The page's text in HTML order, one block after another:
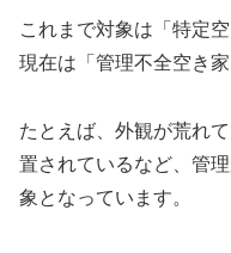
これまで対象は「特定
現在は「管理不全空き
たとえば、外観が荒れ
置されているなど、管
象となっています。